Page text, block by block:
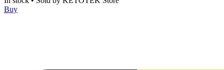
Buy